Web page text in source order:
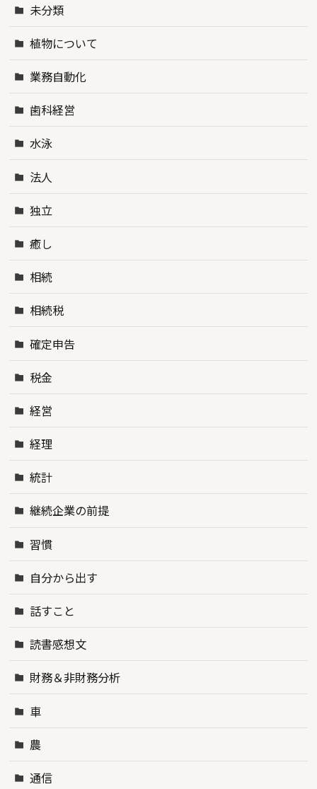
未分類
植物について
業務自動化
歯科経営
水泳
法人
独立
癒し
相続
相続税
確定申告
税金
経営
経理
統計
継続企業の前提
習慣
自分から出す
話すこと
読書感想文
財務＆非財務分析
車
農
通信